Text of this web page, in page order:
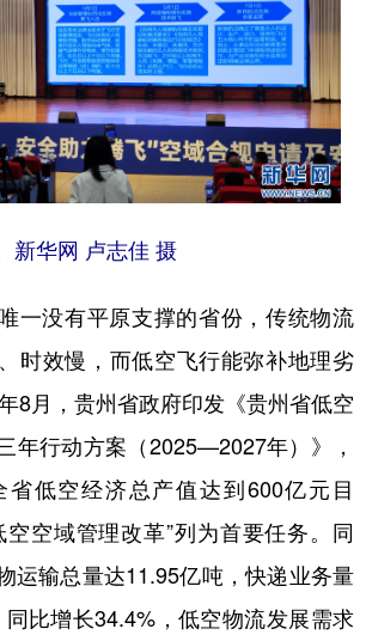
Português
华网 卢志佳 摄
没有平原支撑的省份，传统物流
时效慢，而低空飞行能弥补地理劣
8月，贵州省政府印发《贵州省低空
年行动方案（2025—2027年）》，
省低空经济总产值达到600亿元目
空域管理改革”列为首要任务。同
运输总量达11.95亿吨，快递业务量
比增长34.4%，低空物流发展需求